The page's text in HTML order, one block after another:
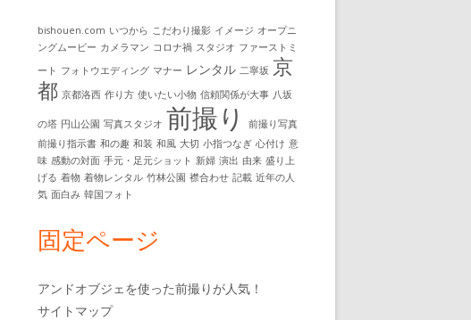
イ
ン
サ
イ
ド
ー
bishouen.com いつから こだわり撮影 イメージ オープニ
ングムービー カメラマン コロナ禍 スタジオ ファーストミ
ート フォトウエディング マナー レンタル 二寧坂 京
都 京都洛西 作り方 使いたい小物 信頼関係が大事 八坂
の塔 円山公園 写真スタジオ 前撮り
前撮り写真
前撮り指示書 和の趣 和装 和風 大切 小指つなぎ 心付け 意
味 感動の対面 手元・足元ショット 新婦 演出 由来 盛り上
げる 着物 着物レンタル 竹林公園 襟合わせ 記載 近年の人
気 面白み 韓国フォト
固定ページ
アンドオブジェを使った前撮りが人気！
サイトマップ